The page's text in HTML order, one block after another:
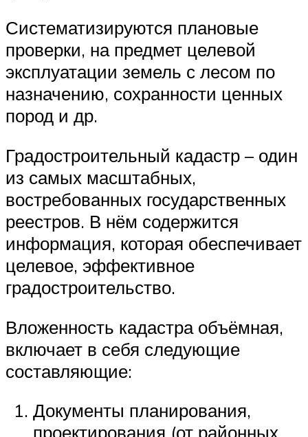
Систематизируются плановые
проверки, на предмет целевой
эксплуатации земель с лесом по
назначению, сохранности ценных
пород и др.
Градостроительный кадастр – один
из самых масштабных,
востребованных государственных
реестров. В нём содержится
информация, которая обеспечивает
целевое, эффективное
градостроительство.
Вложенность кадастра объёмная,
включает в себя следующие
составляющие:
Документы планирования,
проектирования (от районных